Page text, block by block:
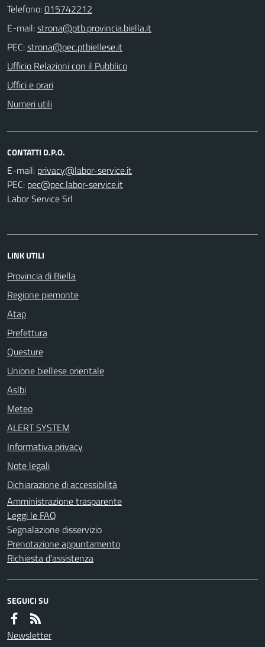
Telefono:015742212
E-mail:
PEC:
Ufficio Relazioni con il Pubblico
Uffici e orari
Numeri utili
CONTATTI D.P.O.
E-mail:
PEC:
Labor Service Srl
LINK UTILI
Provincia di Biella
Regione piemonte
Atap
Prefettura
Questure
Unione biellese orientale
Aslbi
Meteo
ALERT SYSTEM
Informativa privacy
Note legali
Dichiarazione di accessibilità
Amministrazione trasparente
Leggi le FAQ
Segnalazione disservizio
Prenotazione appuntamento
Richiesta d'assistenza
SEGUICI SU
Newsletter